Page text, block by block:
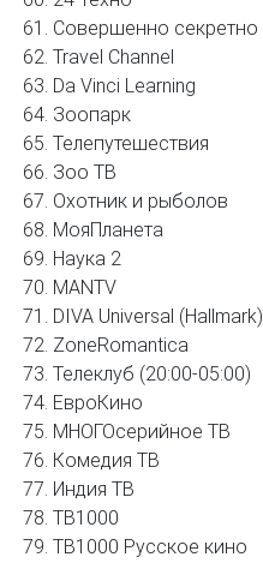
Совершенно секретно
Travel Channel
Da Vinci Learning
Зоопарк
Телепутешествия
Зоо ТВ
Охотник и рыболов
МояПланета
Наука 2
MANTV
DIVA Universal (Hallmark)
ZoneRomantica
Телеклуб (20:00-05:00)
ЕвроКино
МНОГОсерийное ТВ
Комедия ТВ
Индия ТВ
ТВ1000
ТВ1000 Русское кино